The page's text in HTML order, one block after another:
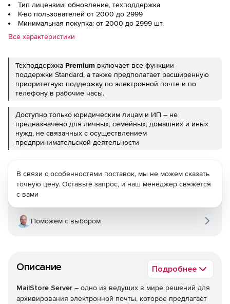
Тип лицензии: обновление, техподдержка
К-во пользователей от 2000 до 2999
Минимальная покупка: от 2000 до 2999 шт.
Все характеристики
Техподдержка Premium включает все функции
поддержки Standard, а также предполагает расширенную
приоритетную поддержку по электронной почте и по
телефону в рабочие часы.
Доступно только юридическим лицам и ИП – не
предназначено для личных, семейных, домашних и иных
нужд, не связанных с осуществлением
предпринимательской деятельности
Описание Подробнее
MailStore Server – одно из ведущих в мире решений для
архивирования электронной почты, которое предлагает
В связи с особенностями поставок, мы не можем сказать
точную цену. Оставьте запрос, и наш менеджер свяжется
с вами
Поможем с выбором